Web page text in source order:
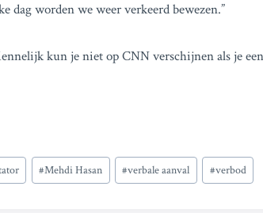
dag worden we weer verkeerd bewezen.”
kun je niet op CNN verschijnen als je
#Mehdi Hasan #verbale aanval #verbod